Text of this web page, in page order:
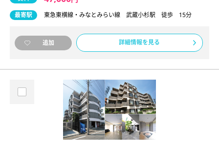
最寄駅 東急東横線・みなとみらい線 武蔵小杉駅 徒歩 15分
追加 詳細情報を見る